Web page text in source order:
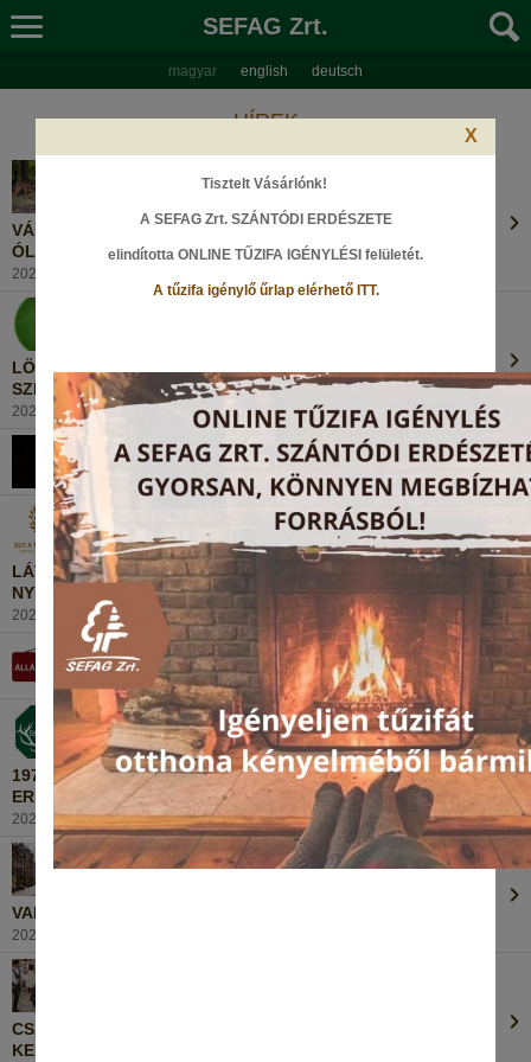
SEFAG Zrt.
magyar english deutsch
HÍREK
VÁROSLAKÓ RÓKÁKTÓL A BETILTOTT
ÓLOMLÖVEDÉKEKIG
2021. szeptember 29., Szerda
LÖVÉSZVERSENY A TÓKAJI LŐTÉREN 2021.
SZEPTEMBER 25-ÉN
2021. szeptember 22., Szerda
BÚCSÚZUNK KOLLÉGÁNKTÓL
2021. szeptember 20., Hétfő
LÁTVÁNYOS KIÁLLÍTÁSOKKAL ÉS PROGRAMOKKAL
NYITJA MEG KAPUIT A VILÁGKIÁLLÍTÁS!
2021. szeptember 20., Hétfő
MUNKATÁRSAT KERESÜNK!
2021. szeptember 15., Szerda
1971-ES VADÁSZATI VILÁGKIÁLLÍTÁS RELIKVIÁI AZ
ERDŐK HÁZÁBAN
2021. szeptember 10., Péntek
VADÁSZOK ÉJSZAKÁJA KAPOSVÁR BELVÁROSÁBAN
2021. szeptember 10., Péntek
CSALÁDI NAP A ZSELICI ERDŐBEN A VILÁGKIÁLLÍTÁS
KERETÉBEN
X
Tisztelt Vásárlónk!
A SEFAG Zrt. SZÁNTÓDI ERDÉSZETE
elindította ONLINE TŰZIFA IGÉNYLÉSI felületét.
A tűzifa igénylő űrlap elérhető ITT.